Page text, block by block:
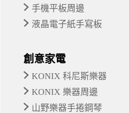
手機平板周邊
液晶電子紙手寫板
創意家電
KONIX 科尼斯樂器
KONIX 樂器周邊
山野樂器手捲鋼琴